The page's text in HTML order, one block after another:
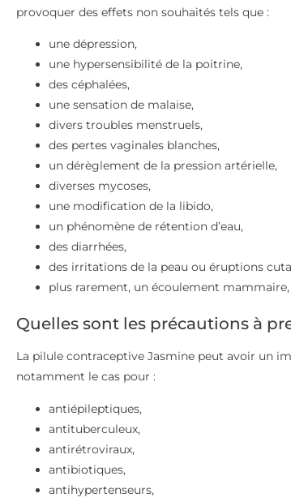
provoquer des effets non souhaités tels que :
une dépression,
une hypersensibilité de la poitrine,
des céphalées,
une sensation de malaise,
divers troubles menstruels,
des pertes vaginales blanches,
un dérèglement de la pression artérielle,
diverses mycoses,
une modification de la libido,
un phénomène de rétention d’eau,
des diarrhées,
des irritations de la peau ou éruptions
plus rarement, un écoulement
Quelles sont les précautions à
La pilule contraceptive Jasmine peut avoir un
notamment le cas pour :
antiépileptiques,
antituberculeux,
antirétroviraux,
antibiotiques,
antihypertenseurs,